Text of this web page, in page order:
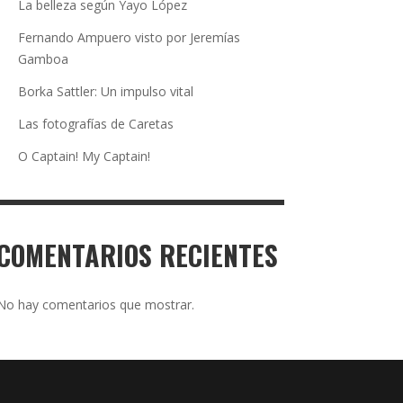
La belleza según Yayo López
Fernando Ampuero visto por Jeremías
Gamboa
Borka Sattler: Un impulso vital
Las fotografías de Caretas
O Captain! My Captain!
RECIENTES
hay comentarios que mostrar.